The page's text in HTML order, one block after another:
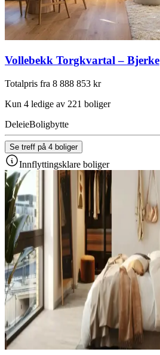
Vollebekk Torgkvartal – Bjerke
Totalpris fra 8 888 853 kr
Kun 4 ledige av 221 boliger
DeleieBoligbytte
Se treff på 4 boliger
Innflyttingsklare boliger